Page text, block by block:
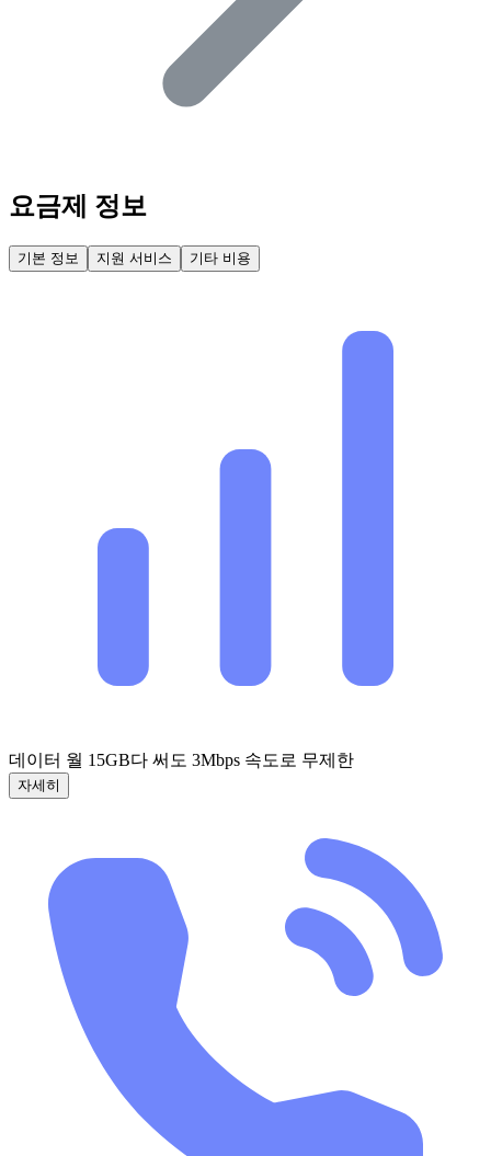
요금제 정보
기본 정보 지원 서비스 기타 비용
데이터 월 15GB다 써도 3Mbps 속도로 무제한
자세히